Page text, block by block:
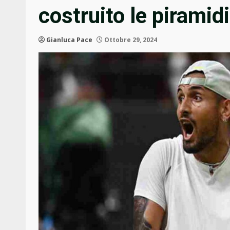
costruito le
Gianluca Pace Ottobre 29, 2024